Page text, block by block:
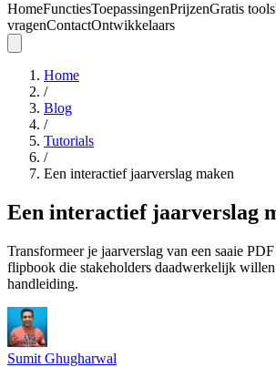
HomeFunctiesToepassingenPrijzenGratis tools
vragenContactOntwikkelaars
Home
/
Blog
/
Tutorials
/
Een interactief jaarverslag maken
Een interactief jaarverslag
Transformeer je jaarverslag van een saaie
flipbook die stakeholders daadwerkelijk
handleiding.
Sumit Ghugharwal